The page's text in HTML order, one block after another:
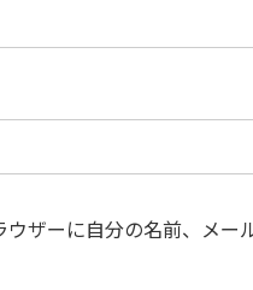
ザーに自分の名前、メー